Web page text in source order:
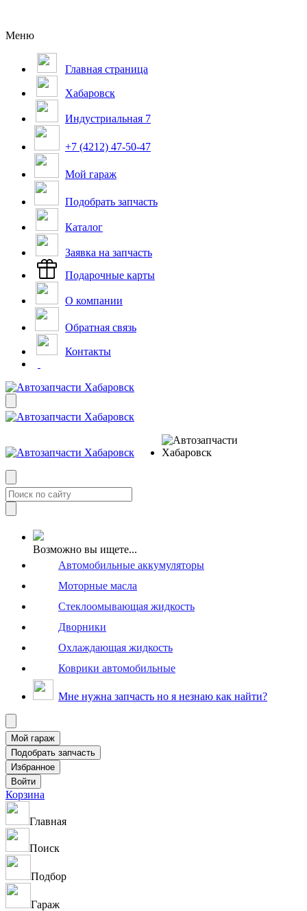
Меню
Главная страница
Хабаровск
Индустриальная 7
+7 (4212) 47-50-47
Мой гараж
Подобрать запчасть
Каталог
Заявка на запчасть
Подарочные карты
О компании
Обратная связь
Контакты
Возможно вы ищете...
Автомобильные аккумуляторы
Моторные масла
Стеклоомывающая жидкость
Дворники
Охлаждающая жидкость
Коврики автомобильные
Мне нужна запчасть но я незнаю как найти?
Корзина
Главная
Поиск
Подбор
Гараж